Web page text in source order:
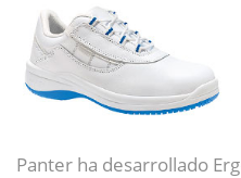
Panter ha desarrollado